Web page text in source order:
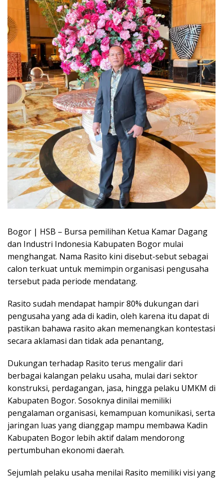
Bogor | HSB – Bursa pemilihan Ketua Kamar Dagang
dan Industri Indonesia Kabupaten Bogor mulai
menghangat. Nama Rasito kini disebut-sebut sebagai
calon terkuat untuk memimpin organisasi pengusaha
tersebut pada periode mendatang.
Rasito sudah mendapat hampir 80% dukungan dari
pengusaha yang ada di kadin, oleh karena itu dapat di
pastikan bahawa rasito akan memenangkan kontestasi
secara aklamasi dan tidak ada penantang,
Dukungan terhadap Rasito terus mengalir dari
berbagai kalangan pelaku usaha, mulai dari sektor
konstruksi, perdagangan, jasa, hingga pelaku UMKM di
Kabupaten Bogor. Sosoknya dinilai memiliki
pengalaman organisasi, kemampuan komunikasi, serta
jaringan luas yang dianggap mampu membawa Kadin
Kabupaten Bogor lebih aktif dalam mendorong
pertumbuhan ekonomi daerah.
Sejumlah pelaku usaha menilai Rasito memiliki visi yang